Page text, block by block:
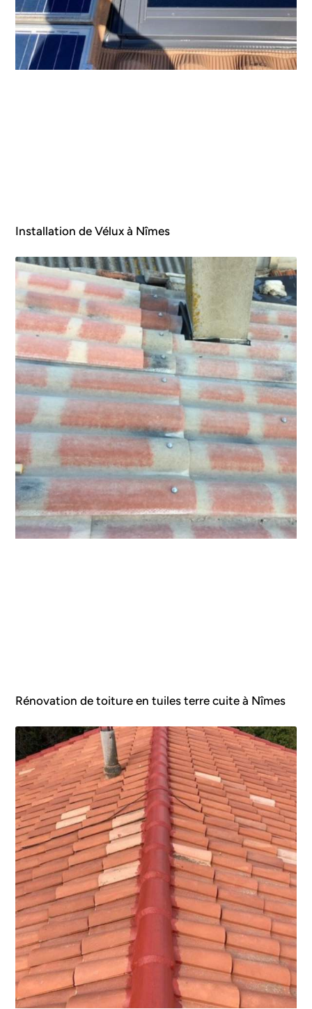
Installation de Vélux à Nîmes
Rénovation de toiture en tuiles terre cuite à Nîmes